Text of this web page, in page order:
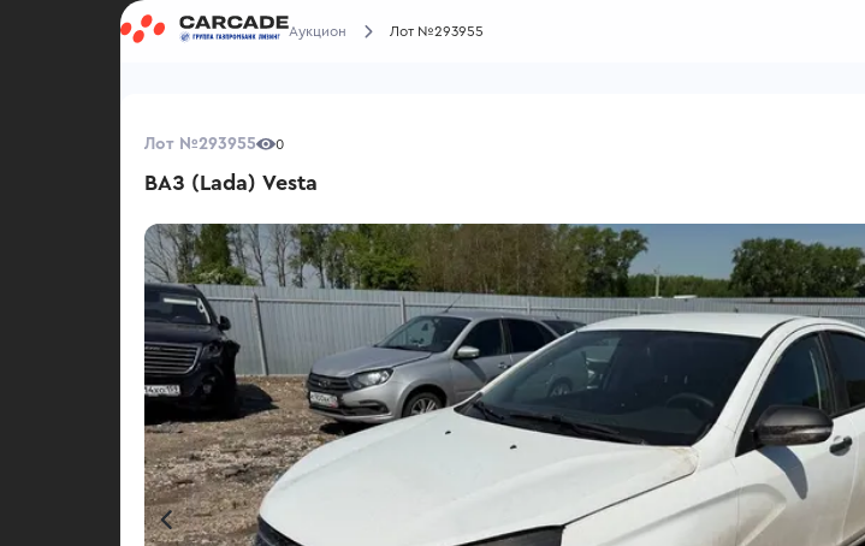
Аукцион Лот №293955
Лот №293955 0
ВАЗ (Lada) Vesta